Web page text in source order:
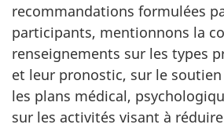
recommandations formulées
participants, mentionnons la
renseignements sur les types
et leur pronostic, sur le
les plans médical,
sur les activités visant à